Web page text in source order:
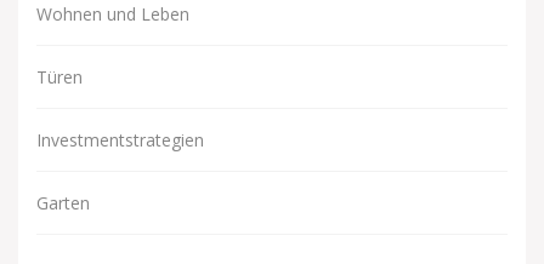
Wohnen und Leben
Türen
Investmentstrategien
Garten